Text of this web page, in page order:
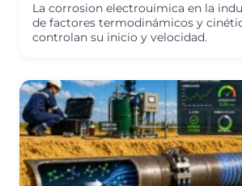
La corrosion electrouimica en la
de factores termodinámicos y
controlan su inicio y velocidad.